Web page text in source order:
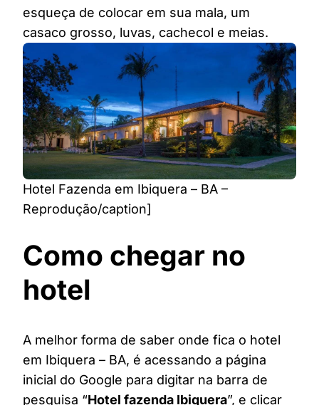
esqueça de colocar em sua mala, um
casaco grosso, luvas, cachecol e meias.
Hotel Fazenda em Ibiquera – BA –
Reprodução/caption]
Como chegar no
hotel
A melhor forma de saber onde fica o hotel
em Ibiquera – BA, é acessando a página
inicial do Google para digitar na barra de
pesquisa “Hotel fazenda Ibiquera”, e clicar